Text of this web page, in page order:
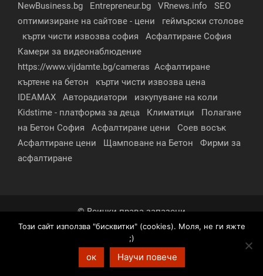
NewBusiness.bg
Entrepreneur.bg VRnews.info
SEO
оптимизиране на сайтове - цени
геймърски столове
кърти чисти извозва софия
Асфалтиране София
Камери за видеонаблюдение
https://www.vijdamte.bg/cameras Асфалтиране
къртене на бетон
кърти чисти извозва цена
IDEAMAX
Авторадиатори
изкупуване на коли
Kidstime - платформа за деца
Климатици
Полагане
на Бетон София
Асфалтиране цени
Соев восък
Асфалтиране цени
Щамповане на Бетон
Фирми за
асфалтиране
© Всички права запазени
За нас
Контакти Реклама
Партньори
Условия за поверителност
Този сайт използва "бисквитки" (cookies). Моля, не ги яжте
;)
ок Научи повече